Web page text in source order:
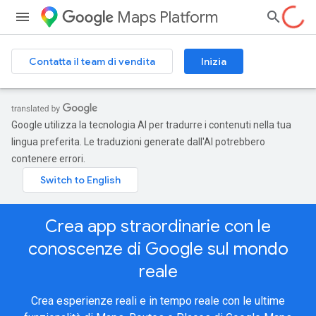
Maps Platform
Contatta il team di vendita Inizia
Google utilizza la tecnologia AI per tradurre i contenuti nella tua
lingua preferita. Le traduzioni generate dall'AI potrebbero
contenere errori.
Crea app straordinarie con le
conoscenze di Google sul mondo
reale
Crea esperienze reali e in tempo reale con le ultime